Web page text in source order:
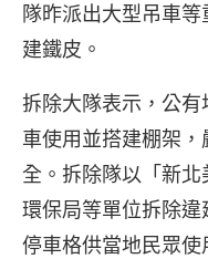
隊昨派出大型吊車
建鐵皮。
拆除大隊表示，公
車使用並搭建棚架
全。拆除隊以「新北
環保局等單位拆除
停車格供當地民眾使